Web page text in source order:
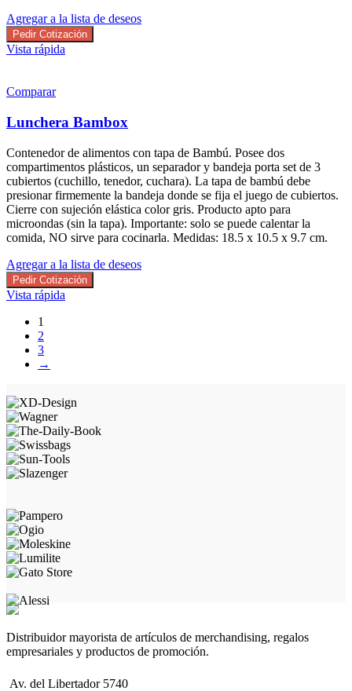
Agregar a la lista de deseos
Pedir Cotización
Vista rápida
Comparar
Lunchera Bambox
Contenedor de alimentos con tapa de Bambú. Posee dos
compartimentos plásticos, un separador y bandeja porta set de 3
cubiertos (cuchillo, tenedor, cuchara). La tapa de bambú debe
presionar firmemente la bandeja donde se fija el juego de cubiertos.
Cierre con sujeción elástica color gris. Producto apto para
microondas (sin la tapa). Importante: solo se puede calentar la
comida, NO sirve para cocinarla. Medidas: 18.5 x 10.5 x 9.7 cm.
Agregar a la lista de deseos
Pedir Cotización
Vista rápida
1
2
3
→
Distribuidor mayorista de artículos de merchandising, regalos
empresariales y productos de promoción.
Av. del Libertador 5740